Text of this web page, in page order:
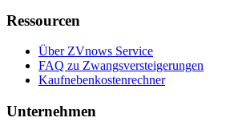
Ressourcen
Über ZVnows Service
FAQ zu Zwangsversteigerungen
Kaufnebenkostenrechner
Unternehmen